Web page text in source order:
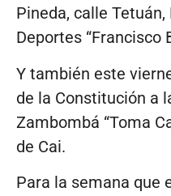
Pineda, calle
Deportes “Francisco
Y también este
de la Constitución a
Zambombá “Toma
de Cai.
Para la semana que